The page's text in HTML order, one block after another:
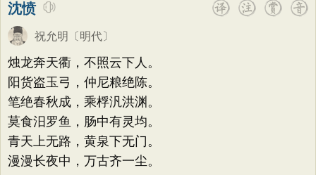
寒食节
七夕节
中秋节
重阳节
古文观止
宋词精选
初中古诗
高中古诗
初中文言文
高中文言文
古诗三百首
宋词三百首
陶渊明
王安石
欧阳修
韦应物
王昌龄
杨万里
陆龟蒙
晏几道
吴文英
马致远
张九龄
权德舆
皇甫冉
卓文君
沈愤
祝允明 〔明代〕
烛龙奔天衢，不照云下人。
阳货盗玉弓，仲尼粮绝陈。
笔绝春秋成，乘桴汎洪渊。
莫食汨罗鱼，肠中有灵均。
青天上无路，黄泉下无门。
漫漫长夜中，万古齐一尘。